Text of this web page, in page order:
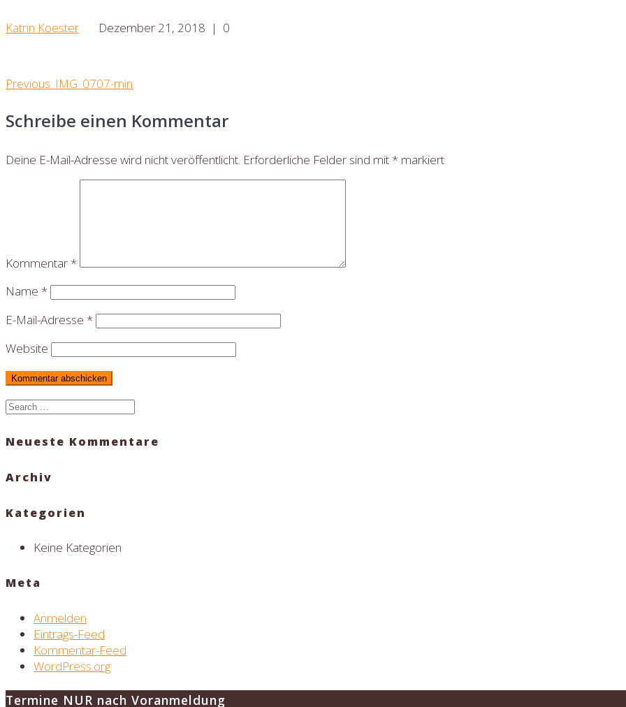
Katrin Koester Dezember 21, 2018 | 0
Beitragsnavigation
Previous: Previous
IMG_0707-min
Schreibe einen Kommentar
Deine E-Mail-Adresse wird nicht veröffentlicht. Erforderliche Felder sind mit* markiert
Kommentar*
Name *
E-Mail-Adresse *
Website
Search
Neueste Kommentare
Archiv
Kategorien
Keine Kategorien
Meta
Anmelden
Eintrags-Feed
Kommentar-Feed
WordPress.org
Termine NUR nach Voranmeldung